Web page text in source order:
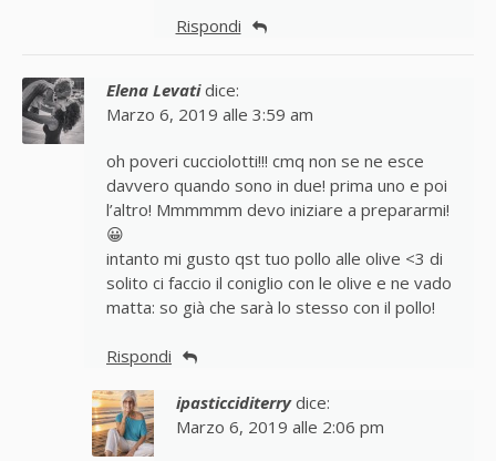
Rispondi
Elena Levati dice:
Marzo 6, 2019 alle 3:59 am
oh poveri cucciolotti!!! cmq non se ne esce
davvero quando sono in due! prima uno e poi
l’altro! Mmmmmm devo iniziare a prepararmi!
😀
intanto mi gusto qst tuo pollo alle olive <3 di
solito ci faccio il coniglio con le olive e ne vado
matta: so già che sarà lo stesso con il pollo!
Rispondi
ipasticciditerry dice:
Marzo 6, 2019 alle 2:06 pm